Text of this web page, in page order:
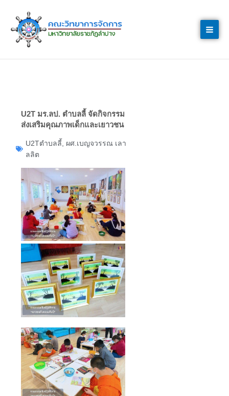
content
U2T มร.ลป. ตำบลลี้ จัดกิจกรรม
ส่งเสริมคุณภาพเด็กและเยาวชน
U2Tตำบลลี้
ผศ.เบญจวรรณ เลา
ลลิต